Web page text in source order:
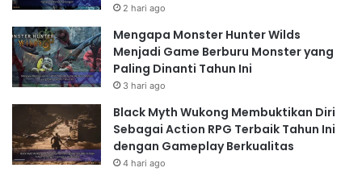
2 hari ago
Mengapa Monster Hunter Wilds
Menjadi Game Berburu Monster yang
Paling Dinanti Tahun Ini
3 hari ago
Black Myth Wukong Membuktikan Diri
Sebagai Action RPG Terbaik Tahun Ini
dengan Gameplay Berkualitas
4 hari ago